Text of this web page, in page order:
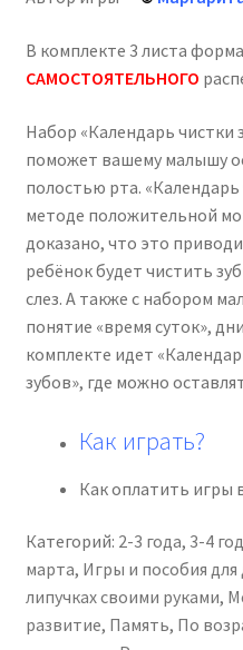
зубов"
липучках
-
девочек
В комплекте 3 листа
САМОСТОЯТЕЛЬНОГО
Набор «Календарь
поможет вашему малышу
полостью рта.
методе положительной
доказано, что это
ребёнок будет чистить
слез. А также с набором
понятие «время суток»,
комплекте идет
зубов», где можно
Как играть?
Как оплатить игры
Категорий: 2-3 года, 3-4
марта, Игры и пособия для
липучках своими руками,
развитие, Память, По